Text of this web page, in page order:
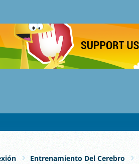
Entrenamiento Del Cerebro